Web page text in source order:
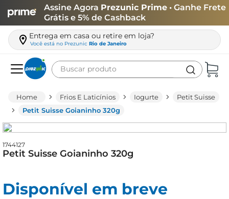
Assine Agora Prezunic Prime • Ganhe Frete
Grátis e 5% de Cashback
Entrega em casa ou retire em loja?
Você está no Prezunic Rio de Janeiro
Buscar produto
Frios E Laticínios Iogurte
Petit Suisse
Petit Suisse Goianinho 320g
1744127
Petit Suisse Goianinho 320g
Disponível em breve
leite
queijo
azeite